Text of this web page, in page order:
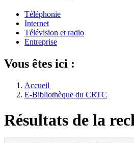
Téléphonie
Internet
Télévision et radio
Entreprise
Vous êtes ici :
Accueil
E-Bibliothèque du CRTC
Résultats de la